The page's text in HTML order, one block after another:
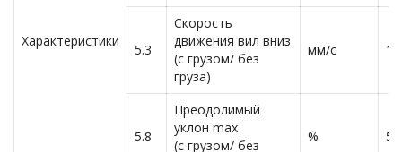
Характеристики
5.3
Скорость
движения вил вниз
(с грузом/ без
груза)
мм/с
5.8
Преодолимый
уклон max
(с грузом/ без
% 5/